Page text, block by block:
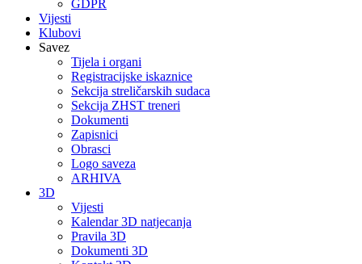
GDPR
Vijesti
Klubovi
Savez
Tijela i organi
Registracijske iskaznice
Sekcija streličarskih sudaca
Sekcija ZHST treneri
Dokumenti
Zapisnici
Obrasci
Logo saveza
ARHIVA
3D
Vijesti
Kalendar 3D natjecanja
Pravila 3D
Dokumenti 3D